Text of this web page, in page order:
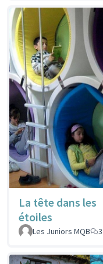
La tête dans les
étoiles
Les Juniors MQB
3